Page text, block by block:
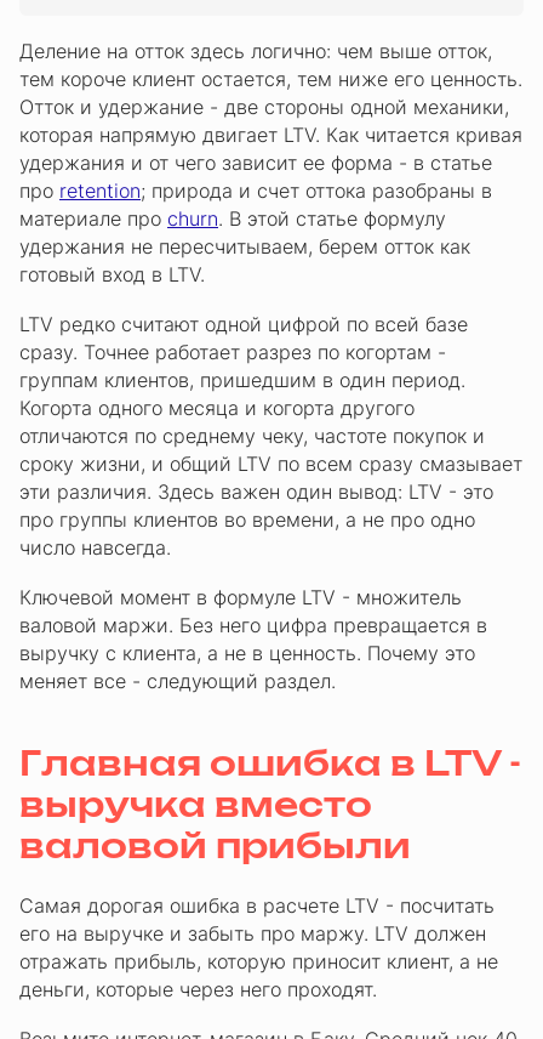
Деление на отток здесь логично: чем выше отток,
тем короче клиент остается, тем ниже его ценность.
Отток и удержание - две стороны одной механики,
которая напрямую двигает LTV. Как читается кривая
удержания и от чего зависит ее форма - в статье
про retention; природа и счет оттока разобраны в
материале про churn. В этой статье формулу
удержания не пересчитываем, берем отток как
готовый вход в LTV.
LTV редко считают одной цифрой по всей базе
сразу. Точнее работает разрез по когортам -
группам клиентов, пришедшим в один период.
Когорта одного месяца и когорта другого
отличаются по среднему чеку, частоте покупок и
сроку жизни, и общий LTV по всем сразу смазывает
эти различия. Здесь важен один вывод: LTV - это
про группы клиентов во времени, а не про одно
число навсегда.
Ключевой момент в формуле LTV - множитель
валовой маржи. Без него цифра превращается в
выручку с клиента, а не в ценность. Почему это
меняет все - следующий раздел.
Главная ошибка в LTV -
выручка вместо
валовой прибыли
Самая дорогая ошибка в расчете LTV - посчитать
его на выручке и забыть про маржу. LTV должен
отражать прибыль, которую приносит клиент, а не
деньги, которые через него проходят.